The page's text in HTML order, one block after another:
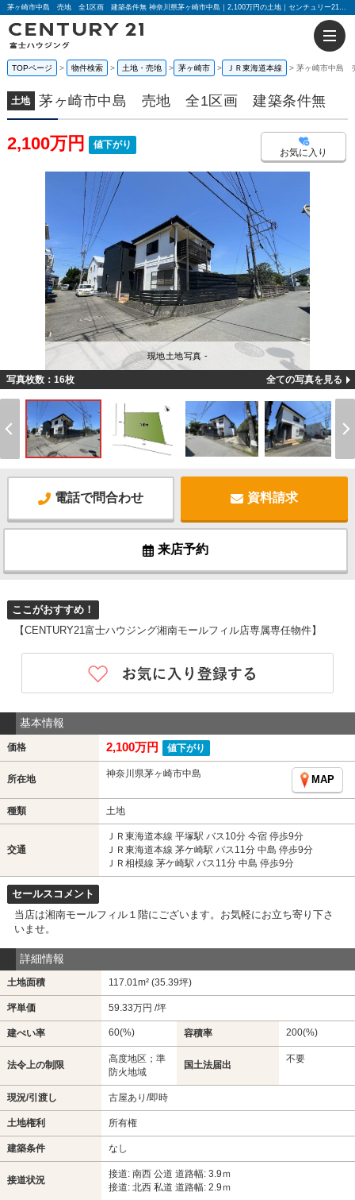
茅ヶ崎市中島 売地 全1区画 建築条件無 神奈川県茅ヶ崎市中島｜2,100万円の土地｜センチュリー21富士ハウジング
TOPページ 物件検索 土地・売地 茅ヶ崎市 ＪＲ東海道本線 茅ヶ崎市中島
土地 茅ヶ崎市中島 売地 全1区画 建築条件無
2,100万円 値下がり
お気に入り
現地土地写真 -
写真枚数：16枚 全ての写真を見る
電話で問合わせ 資料請求
来店予約
ここがおすすめ！
【CENTURY21富士ハウジング湘南モールフィル店専属専任物件】
基本情報
価格 2,100万円 値下がり
所在地 神奈川県茅ヶ崎市中島
MAP
種類 土地
交通
ＪＲ東海道本線 平塚駅 バス10分 今宿 停歩9分
ＪＲ東海道本線 茅ケ崎駅 バス11分 中島 停歩9分
ＪＲ相模線 茅ケ崎駅 バス11分 中島 停歩9分
セールスコメント
当店は湘南モールフィル１階にございます。お気軽にお立ち寄り下さ
いませ。
詳細情報
土地面積 117.01m² (35.39坪)
坪単価 59.33万円 /坪
建ぺい率 60(%) 容積率 200(%)
法令上の制限
高度地区；準
防火地域
国土法届出
不要
現況/引渡し 古屋あり/即時
土地権利 所有権
建築条件 なし
接道状況
接道: 南西 公道 道路幅: 3.9ｍ
接道: 北西 私道 道路幅: 2.9ｍ